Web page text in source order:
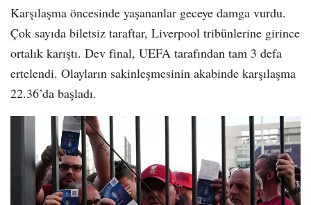
Karşılaşma öncesinde yaşananlar geceye damga vurdu.
Çok sayıda biletsiz taraftar, Liverpool tribünlerine girince
ortalık karıştı. Dev final, UEFA tarafından tam 3 defa
ertelendi. Olayların sakinleşmesinin akabinde karşılaşma
22.36’da başladı.